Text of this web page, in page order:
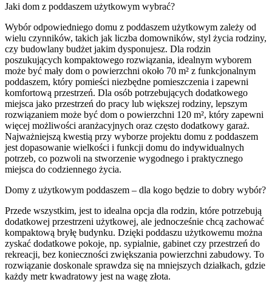
Jaki dom z poddaszem użytkowym wybrać?
Wybór odpowiedniego domu z poddaszem użytkowym zależy od
wielu czynników, takich jak liczba domowników, styl życia rodziny,
czy budowlany budżet jakim dysponujesz. Dla rodzin
poszukujących kompaktowego rozwiązania, idealnym wyborem
może być mały dom o powierzchni około 70 m² z funkcjonalnym
poddaszem, który pomieści niezbędne pomieszczenia i zapewni
komfortową przestrzeń. Dla osób potrzebujących dodatkowego
miejsca jako przestrzeń do pracy lub większej rodziny, lepszym
rozwiązaniem może być dom o powierzchni 120 m², który zapewni
więcej możliwości aranżacyjnych oraz często dodatkowy garaż.
Najważniejszą kwestią przy wyborze projektu domu z poddaszem
jest dopasowanie wielkości i funkcji domu do indywidualnych
potrzeb, co pozwoli na stworzenie wygodnego i praktycznego
miejsca do codziennego życia.
Domy z użytkowym poddaszem – dla kogo będzie to dobry wybór?
Przede wszystkim, jest to idealna opcja dla rodzin, które potrzebują
dodatkowej przestrzeni użytkowej, ale jednocześnie chcą zachować
kompaktową bryłę budynku. Dzięki poddaszu użytkowemu można
zyskać dodatkowe pokoje, np. sypialnie, gabinet czy przestrzeń do
rekreacji, bez konieczności zwiększania powierzchni zabudowy. To
rozwiązanie doskonale sprawdza się na mniejszych działkach, gdzie
każdy metr kwadratowy jest na wagę złota.